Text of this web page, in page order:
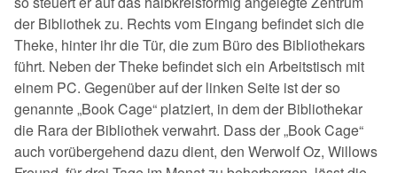
der Bibliothek zu. Rechts vom Eingang befindet sich die
Theke, hinter ihr die Tür, die zum Büro des Bibliothekars
führt. Neben der Theke befindet sich ein Arbeitstisch mit
einem PC. Gegenüber auf der linken Seite ist der so
genannte „Book Cage“ platziert, in dem der Bibliothekar
die Rara der Bibliothek verwahrt. Dass der „Book Cage“
auch vorübergehend dazu dient, den Werwolf Oz, Willows